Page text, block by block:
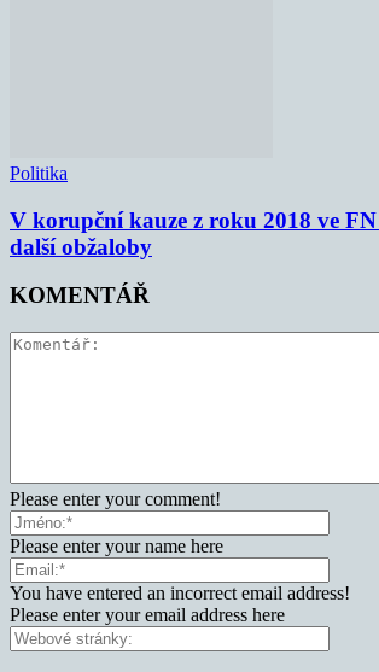
Politika
V korupční kauze z roku 2018 ve
další obžaloby
KOMENTÁŘ
Please enter your comment!
Please enter your name here
You have entered an incorrect email address!
Please enter your email address here